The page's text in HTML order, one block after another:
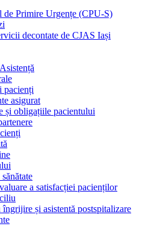
de Primire Urgențe (CPU-S)
decontate de CJAS Iași
pacienți
asigurat
și obligațiile pacientului
a satisfacției pacienților
și asistentă postspitalizare